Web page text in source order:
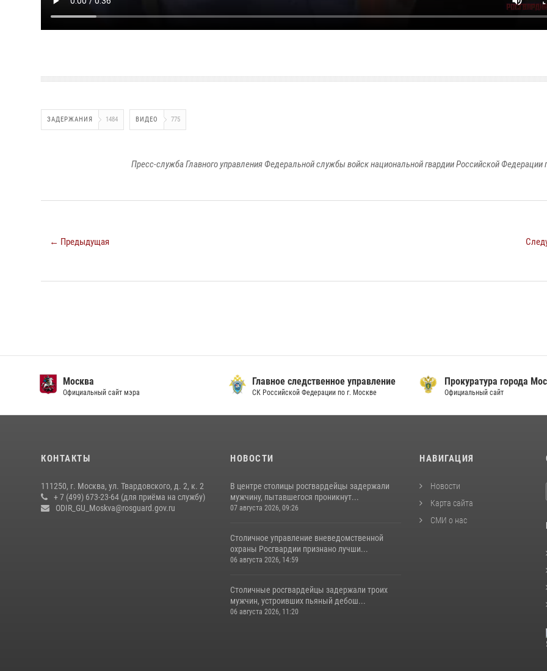
ЗАДЕРЖАНИЯ 1484 ВИДЕО 775
Пресс-служба Главного управления Федеральной службы войск национальной гвардии Российской Федерации
← Предыдущая
Москва
Официальный сайт мэра
Главное следственное управление
СК Российской Федерации по г. Москве
Прокуратура города
Официальный сайт
КОНТАКТЫ
111250, г. Москва, ул. Твардовского, д. 2, к. 2
+ 7 (499) 673-23-64 (для приёма на службу)
ODIR_GU_Moskva@rosguard.gov.ru
НОВОСТИ
В центре столицы росгвардейцы задержали
мужчину, пытавшегося проникнут...
07 августа 2026, 09:26
Столичное управление вневедомственной
охраны Росгвардии признано лучши...
06 августа 2026, 14:59
Столичные росгвардейцы задержали троих
мужчин, устроивших пьяный дебош...
06 августа 2026, 11:20
НАВИГАЦИЯ
Новости
Карта сайта
СМИ о нас